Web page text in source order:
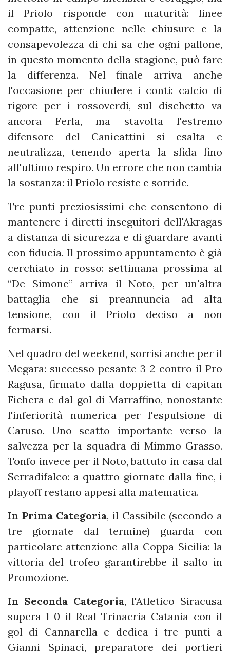
il Priolo risponde con maturità: linee
compatte, attenzione nelle chiusure e la
consapevolezza di chi sa che ogni pallone,
in questo momento della stagione, può fare
la differenza. Nel finale arriva anche
l'occasione per chiudere i conti: calcio di
rigore per i rossoverdi, sul dischetto va
ancora Ferla, ma stavolta l'estremo
difensore del Canicattini si esalta e
neutralizza, tenendo aperta la sfida fino
all'ultimo respiro. Un errore che non cambia
la sostanza: il Priolo resiste e sorride.
Tre punti preziosissimi che consentono di
mantenere i diretti inseguitori dell'Akragas
a distanza di sicurezza e di guardare avanti
con fiducia. Il prossimo appuntamento è già
cerchiato in rosso: settimana prossima al
“De Simone” arriva il Noto, per un'altra
battaglia che si preannuncia ad alta
tensione, con il Priolo deciso a non
fermarsi.
Nel quadro del weekend, sorrisi anche per il
Megara: successo pesante 3-2 contro il Pro
Ragusa, firmato dalla doppietta di capitan
Fichera e dal gol di Marraffino, nonostante
l'inferiorità numerica per l'espulsione di
Caruso. Uno scatto importante verso la
salvezza per la squadra di Mimmo Grasso.
Tonfo invece per il Noto, battuto in casa dal
Serradifalco: a quattro giornate dalla fine, i
playoff restano appesi alla matematica.
In Prima Categoria, il Cassibile (secondo a
tre giornate dal termine) guarda con
particolare attenzione alla Coppa Sicilia: la
vittoria del trofeo garantirebbe il salto in
Promozione.
In Seconda Categoria, l'Atletico Siracusa
supera 1-0 il Real Trinacria Catania con il
gol di Cannarella e dedica i tre punti a
Gianni Spinaci, preparatore dei portieri